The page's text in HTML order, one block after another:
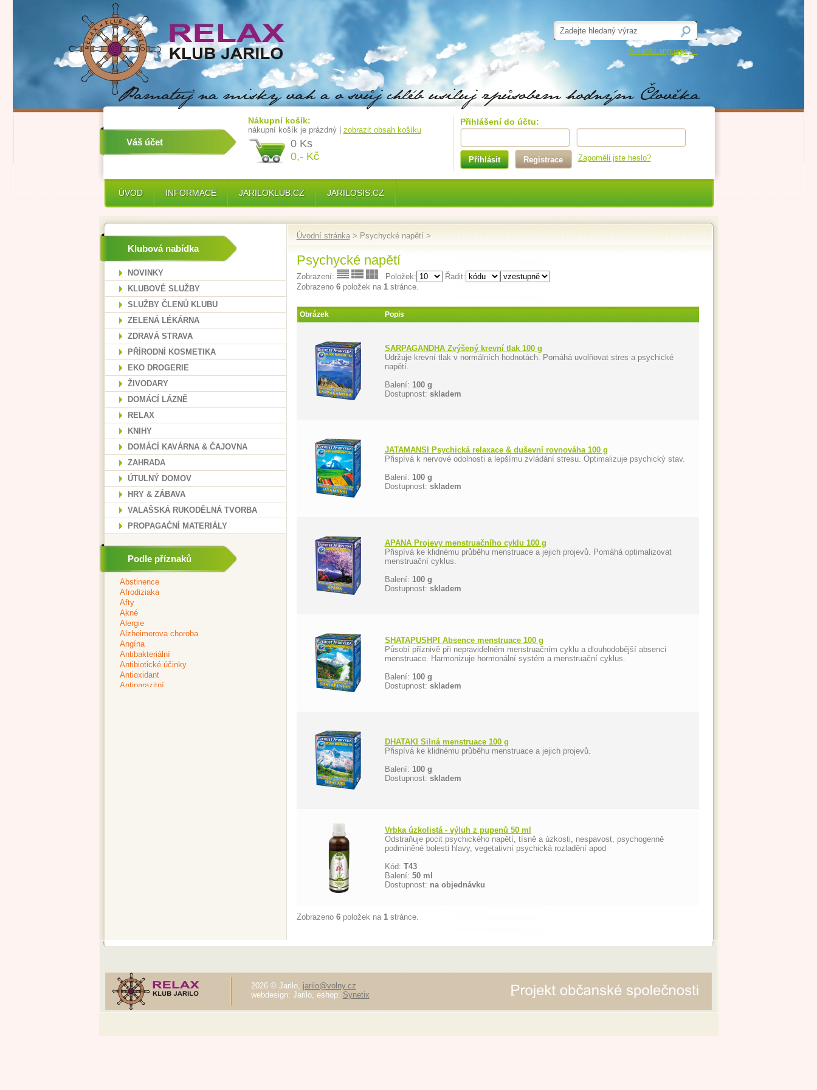
Select Language ▼
Přihlášení do účtu:
Přihlásit Registrace Zapoměli jste heslo?
Váš účet
Nákupní košík:
nákupní košík je prázdný | zobrazit obsah košíku
0 Ks
0,- Kč
ÚVOD INFORMACE JARILOKLUB.CZ JARILOSIS.CZ
Klubová nabídka
NOVINKY
KLUBOVÉ SLUŽBY
SLUŽBY ČLENŮ KLUBU
ZELENÁ LÉKÁRNA
ZDRAVÁ STRAVA
PŘÍRODNÍ KOSMETIKA
EKO DROGERIE
ŽIVODARY
DOMÁCÍ LÁZNĚ
RELAX
KNIHY
DOMÁCÍ KAVÁRNA & ČAJOVNA
ZAHRADA
ÚTULNÝ DOMOV
HRY & ZÁBAVA
VALAŠSKÁ RUKODĚLNÁ TVORBA
PROPAGAČNÍ MATERIÁLY
Podle příznaků
Úvodní stránka> Psychycké napětí >
Psychycké napětí
Zobrazení: Položek:
Řadit:
Zobrazeno 6položek na 1stránce.
Obrázek Popis
SARPAGANDHA Zvýšený krevní tlak 100 g
Udržuje krevní tlak v normálních hodnotách. Pomáhá uvolňovat stres a psychické
napětí.
Balení: 100 g
Dostupnost: skladem
JATAMANSI Psychická relaxace & duševní rovnováha 100 g
Přispívá k nervové odolnosti a lepšímu zvládání stresu. Optimalizuje psychický stav.
Balení: 100 g
Dostupnost: skladem
APANA Projevy menstruačního cyklu 100 g
Přispívá ke klidnému průběhu menstruace a jejich projevů. Pomáhá optimalizovat
menstruační cyklus.
Balení: 100 g
Dostupnost: skladem
SHATAPUSHPI Absence menstruace 100 g
Působí příznivě při nepravidelném menstruačním cyklu a dlouhodobější absenci
menstruace. Harmonizuje hormonální systém a menstruační cyklus.
Balení: 100 g
Dostupnost: skladem
DHATAKI Silná menstruace 100 g
Přispívá ke klidnému průběhu menstruace a jejich projevů.
Balení: 100 g
Dostupnost: skladem
Vrbka úzkolistá - výluh z pupenů 50 ml
Odstraňuje pocit psychického napětí, tísně a úzkosti, nespavost, psychogenně
podmíněné bolesti hlavy, vegetativní psychická rozladění apod
Kód: T43
Balení: 50 ml
Dostupnost: na objednávku
Zobrazeno 6položek na 1stránce.
2026 © Jarilo, jarilo@volny.cz
webdesign: Jarilo, eshop: Synetix